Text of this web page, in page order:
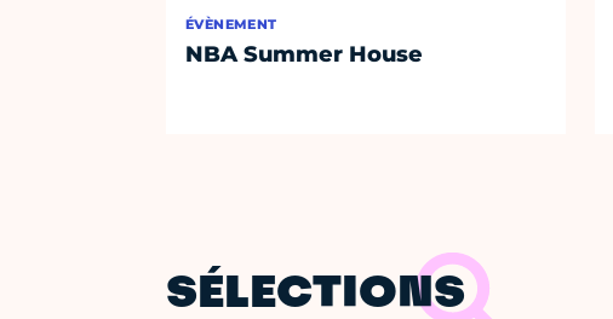
ÉVÈNEMENT
NBA Summer House
SÉLECTIONS